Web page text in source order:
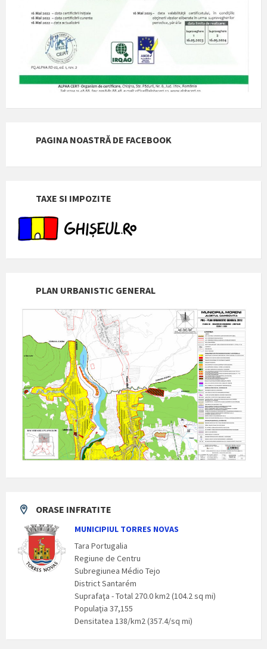
PAGINA NOASTRĂ DE FACEBOOK
TAXE SI IMPOZITE
PLAN URBANISTIC GENERAL
ORASE INFRATITE
MUNICIPIUL TORRES NOVAS
Tara Portugalia
Regiune de Centru
Subregiunea Médio Tejo
District Santarém
Suprafaţa - Total 270.0 km2 (104.2 sq mi)
Populaţia 37,155
Densitatea 138/km2 (357.4/sq mi)